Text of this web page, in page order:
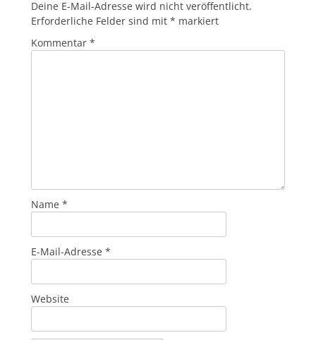
Deine E-Mail-Adresse wird nicht veröffentlicht.
Erforderliche Felder sind mit * markiert
Kommentar *
Name *
E-Mail-Adresse *
Website